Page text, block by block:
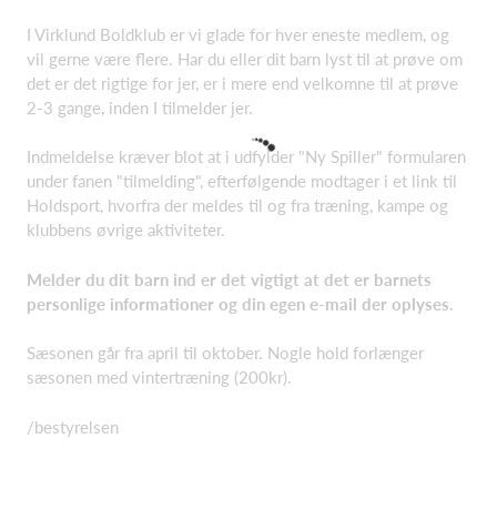
I Virklund Boldklub er vi glade for hver eneste medlem, og
vil gerne være flere. Har du eller dit barn lyst til at prøve om
det er det rigtige for jer, er i mere end velkomne til at prøve
2-3 gange, inden I tilmelder jer.
Indmeldelse kræver blot at i udfylder "Ny Spiller" formularen
under fanen "tilmelding", efterfølgende modtager i et link til
Holdsport, hvorfra der meldes til og fra træning, kampe og
klubbens øvrige aktiviteter.
Melder du dit barn ind er det vigtigt at det er barnets
personlige informationer og din egen e-mail der oplyses.
Sæsonen går fra april til oktober. Nogle hold forlænger
sæsonen med vintertræning (200kr).
/bestyrelsen